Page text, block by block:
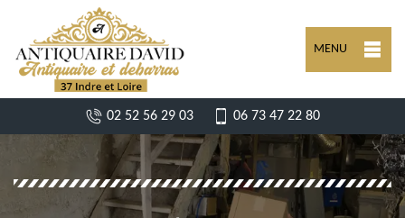
MENU
02 52 56 29 03 06 73 47 22 80